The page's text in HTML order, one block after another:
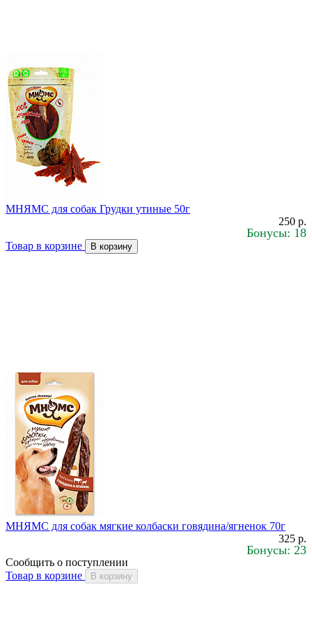
МНЯМС для собак Грудки утиные 50г
250 р.
Бонусы: 18
Товар в корзине В корзину
МНЯМС для собак мягкие колбаски говядина/ягненок 70г
325 р.
Бонусы: 23
Сообщить о поступлении
Товар в корзине
В корзину